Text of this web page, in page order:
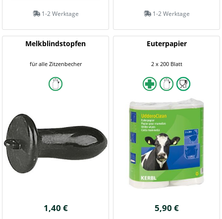
1-2 Werktage 1-2 Werktage
Melkblindstopfen
für alle Zitzenbecher
1,40 €
Euterpapier
2 x 200 Blatt
5,90 €